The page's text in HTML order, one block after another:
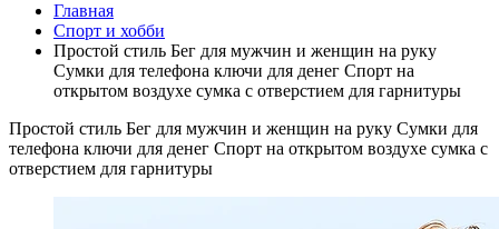
Главная
Спорт и хобби
Простой стиль Бег для мужчин и женщин на руку
Сумки для телефона ключи для денег Спорт на
открытом воздухе сумка с отверстием для гарнитуры
Простой стиль Бег для мужчин и женщин на руку Сумки для
телефона ключи для денег Спорт на открытом воздухе сумка с
отверстием для гарнитуры